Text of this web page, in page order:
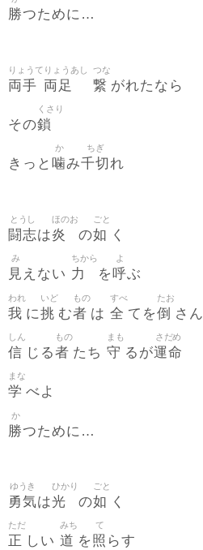
勝つために…
両手
りょうて
両足
りょうあし
繋
つな
がれたなら
その鎖
くさり
きっと 噛
か
み千切
ちぎ
れ
闘志
とうし
は炎
ほのお
の如
ごと
く
見
み
えない 力
ちから
を呼
よ
ぶ
我
われ
に挑
いど
む者
もの
は 全
すべ
てを倒
たお
さん
信
しん
じる者
もの
たち 守
まも
るが運命
さだめ
学
まな
べよ
勝
か
つために…
勇気
ゆうき
は光
ひかり
の如
ごと
く
正
ただ
しい 道
みち
を照
て
らす